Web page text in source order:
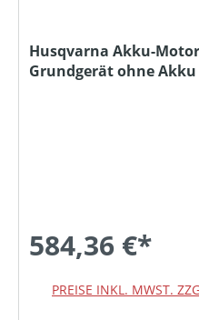
Husqvarna Akku-
Grundgerät ohne
584,36 €*
PREISE INKL. MWST.